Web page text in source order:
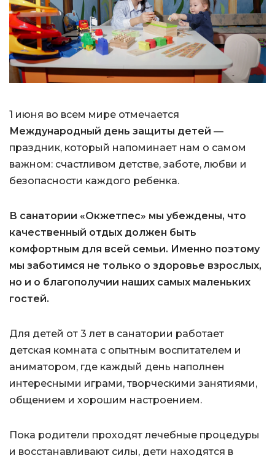
1 июня во всем мире отмечается
Международный день защиты детей —
праздник, который напоминает нам о самом
важном: счастливом детстве, заботе, любви и
безопасности каждого ребенка.
В санатории «Окжетпес» мы убеждены, что
качественный отдых должен быть
комфортным для всей семьи. Именно поэтому
мы заботимся не только о здоровье взрослых,
но и о благополучии наших самых маленьких
гостей.
Для детей от 3 лет в санатории работает
детская комната с опытным воспитателем и
аниматором, где каждый день наполнен
интересными играми, творческими занятиями,
общением и хорошим настроением.
Пока родители проходят лечебные процедуры
и восстанавливают силы, дети находятся в